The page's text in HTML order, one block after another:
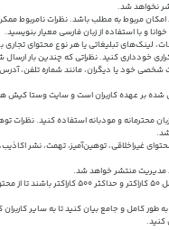
نخواهد شد.
امکان مربوط به مطلب باشد. نظرات نامربوط
و با استفاده از زبان فارسی معیار بنویسید.
لینک‌های تبلیغاتی یا هر نوع محتوای
خودداری کنید. نظراتی که چندین بار
شخصی خود یا دیگران، مانند شماره تلفن،
شده بر عهده کاربران است و سایت وستا
محترمانه و مودبانه استفاده کنید. نظرات
غیراخلاقی، توهین‌آمیز، تهمت، نشر
مدیریت منتشر خواهد شد.
نظرات باید حداقل شامل 50 کاراکتر و
طور کامل و جامع بیان کنید تا به سایر
کنید.